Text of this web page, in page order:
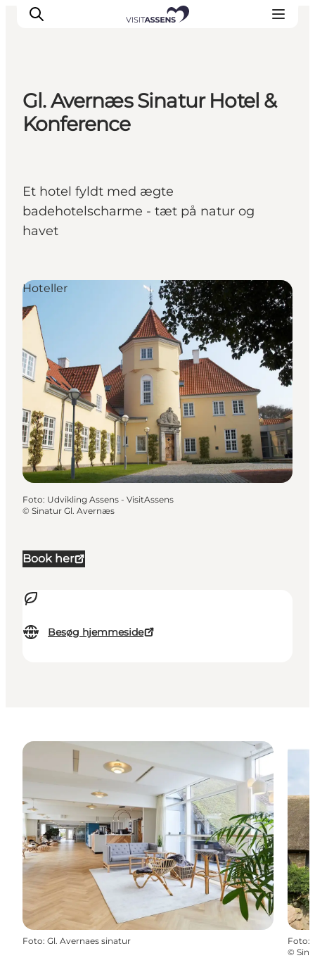
Overnatning
Åbningstider
Gl. Avernæs Sinatur Hotel &
Konference
Et hotel fyldt med ægte
badehotelscharme - tæt på natur og
havet
Book her
Besøg hjemmeside
Hoteller
Foto: Udvikling Assens - VisitAssens
© Sinatur Gl. Avernæs
Foto: Gl. Avernaes sinatur Foto:
©